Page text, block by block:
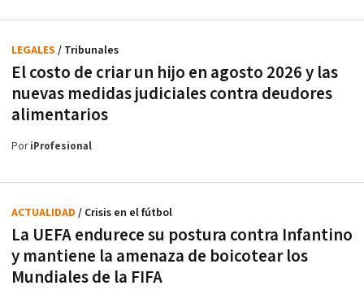
El costo de criar un hijo en agosto 2026 y las
nuevas medidas judiciales contra deudores
alimentarios
LEGALES / Tribunales
PoriProfesional
La UEFA endurece su postura contra Infantino
y mantiene la amenaza de boicotear los
Mundiales de la FIFA
ACTUALIDAD / Crisis en el fútbol